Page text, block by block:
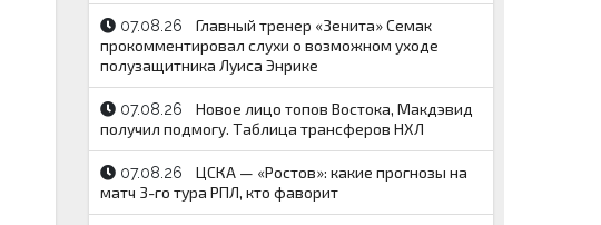
07.08.26
Главный тренер «Зенита» Семак
прокомментировал слухи о возможном уходе
полузащитника Луиса Энрике
07.08.26
Новое лицо топов Востока, Макдэвид
получил подмогу. Таблица трансферов НХЛ
07.08.26
ЦСКА — «Ростов»: какие прогнозы на
матч 3-го тура РПЛ, кто фаворит